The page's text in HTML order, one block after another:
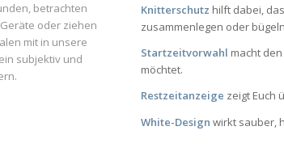
betrachten
oder ziehen
mit in unsere
subjektiv und
Knitterschutz hilft dabei,
zusammenlegen oder
Startzeitvorwahl macht
möchtet.
Restzeitanzeige zeigt Euch
White-Design wirkt sauber,